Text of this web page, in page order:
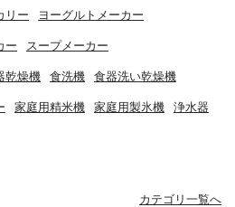
リー ヨーグルトメーカー
ー スープメーカー
乾燥機 食洗機 食器洗い乾燥機
家庭用精米機 家庭用製氷機 浄水器
カテゴリ一覧へ